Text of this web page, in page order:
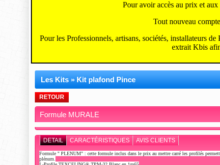
Pour avoir accès au prix et
Tout nouveau
Pour les Professionnels, artisans, sociétés, installateurs
extrait Kbis
Les Kits»Kit plafond Pince
RETOUR
Formule MURALE
DETAIL CARACTÉRISTIQUES AVIS CLIENTS
Formule " PLENUM" : cette formule inclus dans le prix au mettre carré les profilés
plénum.